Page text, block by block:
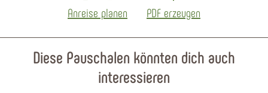
Anreise planen PDF erzeugen
Diese Pauschalen könnten dich auch
interessieren